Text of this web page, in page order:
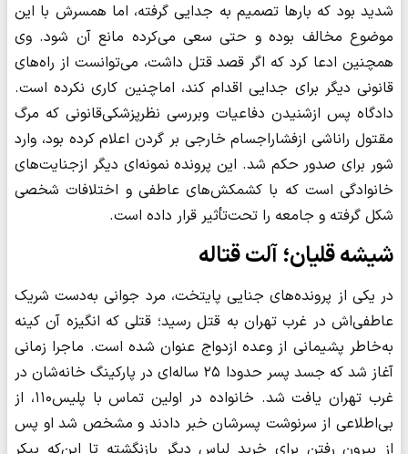
شدید بود که بارها تصمیم به جدایی گرفته، اما همسرش با این
موضوع مخالف بوده و حتی سعی می‌کرده مانع آن شود. وی
همچنین ادعا کرد که اگر قصد قتل داشت، می‌توانست از راه‌های
قانونی دیگر برای جدایی اقدام کند، اماچنین کاری نکرده است.
دادگاه پس ازشنیدن دفاعیات وبررسی نظرپزشکی‌قانونی که مرگ
مقتول راناشی ازفشاراجسام خارجی بر گردن اعلام کرده بود، وارد
شور برای صدور حکم شد. این پرونده نمونه‌ای دیگر ازجنایت‌های
خانوادگی است که با کشمکش‌های عاطفی و اختلافات شخصی
شکل گرفته و جامعه را تحت‌تأثیر قرار داده است.
شیشه قلیان؛ آلت قتاله
در یکی از پرونده‌های جنایی پایتخت، مرد جوانی به‌دست شریک
عاطفی‌اش در غرب تهران به قتل رسید؛ قتلی که انگیزه آن کینه
به‌خاطر پشیمانی از وعده ازدواج عنوان شده است. ماجرا زمانی
آغاز شد که جسد پسر حدودا ۲۵ ساله‌ای در پارکینگ خانه‌شان در
غرب تهران یافت شد. خانواده در اولین تماس با پلیس۱۱۰، از
بی‌اطلاعی از سرنوشت پسرشان خبر دادند و مشخص شد او پس